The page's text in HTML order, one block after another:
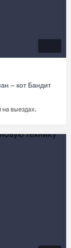
– кот Бандит
на выездах.